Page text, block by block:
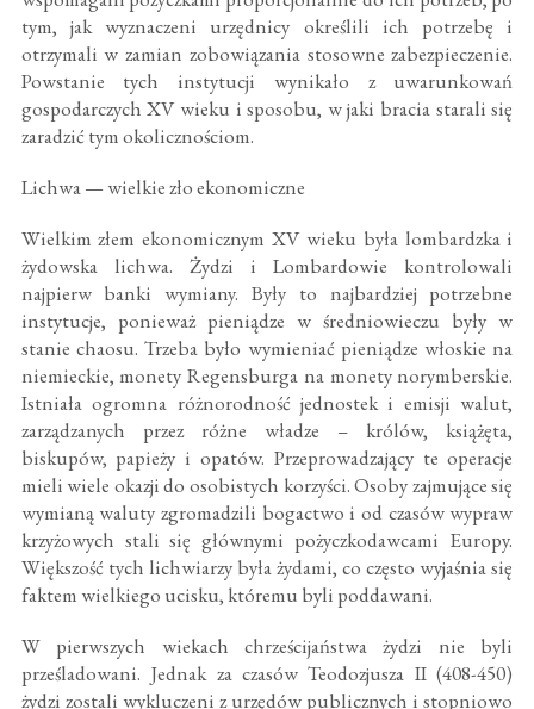
tym, jak wyznaczeni urzędnicy określili ich potrzebę i
otrzymali w zamian zobowiązania stosowne zabezpieczenie.
Powstanie tych instytucji wynikało z uwarunkowań
gospodarczych XV wieku i sposobu, w jaki bracia starali się
zaradzić tym okolicznościom.
Lichwa — wielkie zło ekonomiczne
Wielkim złem ekonomicznym XV wieku była lombardzka i
żydowska lichwa. Żydzi i Lombardowie kontrolowali
najpierw banki wymiany. Były to najbardziej potrzebne
instytucje, ponieważ pieniądze w średniowieczu były w
stanie chaosu. Trzeba było wymieniać pieniądze włoskie na
niemieckie, monety Regensburga na monety norymberskie.
Istniała ogromna różnorodność jednostek i emisji walut,
zarządzanych przez różne władze – królów, książęta,
biskupów, papieży i opatów. Przeprowadzający te operacje
mieli wiele okazji do osobistych korzyści. Osoby zajmujące się
wymianą waluty zgromadzili bogactwo i od czasów wypraw
krzyżowych stali się głównymi pożyczkodawcami Europy.
Większość tych lichwiarzy była żydami, co często wyjaśnia się
faktem wielkiego ucisku, któremu byli poddawani.
W pierwszych wiekach chrześcijaństwa żydzi nie byli
prześladowani. Jednak za czasów Teodozjusza II (408-450)
żydzi zostali wykluczeni z urzędów publicznych i stopniowo